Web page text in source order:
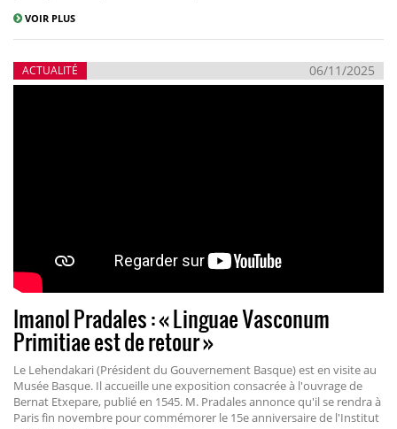
VOIR PLUS
ACTUALITÉ 06/11/2025
Imanol Pradales : « Linguae Vasconum
Primitiae est de retour »
Le Lehendakari (Président du Gouvernement Basque) est en visite au
Musée Basque. Il accueille une exposition consacrée à l'ouvrage de
Bernat Etxepare, publié en 1545. M. Pradales annonce qu'il se rendra à
Paris fin novembre pour commémorer le 15e anniversaire de l'Institut